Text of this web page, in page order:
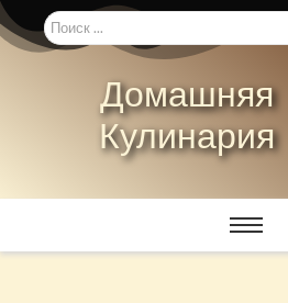
Домашняя
Кулинария